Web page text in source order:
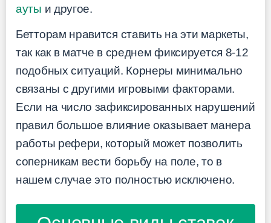
ауты и другое.
Бетторам нравится ставить на эти маркеты,
так как в матче в среднем фиксируется 8-12
подобных ситуаций. Корнеры минимально
связаны с другими игровыми факторами.
Если на число зафиксированных нарушений
правил большое влияние оказывает манера
работы рефери, который может позволить
соперникам вести борьбу на поле, то в
нашем случае это полностью исключено.